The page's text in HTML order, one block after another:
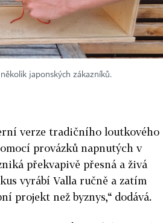
japonských zákazníků.
verze tradičního loutkového
provázků napnutých v
překvapivě přesná a živá
vyrábí Valla ručně a zatím
projekt než byznys,“ dodává.